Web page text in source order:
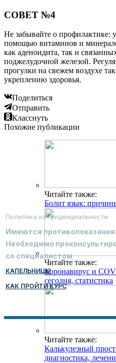
СОВЕТ №4
Не забывайте о профилактике:
помощью витаминов и
как аденоидита, так и
поджелудочной железой.
прогулки на свежем воздухе
укреплению здоровья.
Поделиться
Отправить
Класснуть
Похожие публикации
Читайте также:
Болит язык:
Читайте также:
Коронавирус и
сегодня, статистика
Читайте также:
Калькулезный
диагностика,
Политика конфиденциальности
Имеются противопоказания.
Необходимо
со специалистом
КАПЕЛЬНИЦЫ
КАК ПРОЙТИ КУРС